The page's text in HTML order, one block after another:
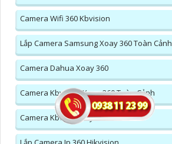
Camera Wifi 360 Kbvision
Lắp Camera Samsung Xoay 360 Toàn Cảnh
Camera Dahua Xoay 360
Camera Kbvision Xoay 360 Toàn Cảnh
Camera Kbone Xoay 360